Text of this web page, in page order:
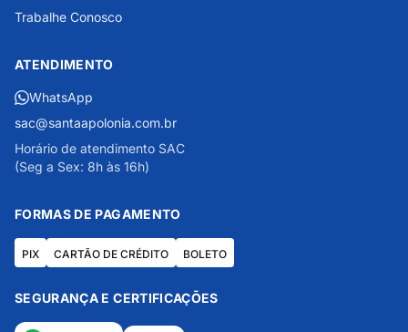
Trabalhe Conosco
ATENDIMENTO
WhatsApp
sac@santaapolonia.com.br
Horário de atendimento SAC
(Seg a Sex: 8h às 16h)
FORMAS DE PAGAMENTO
PIX CARTÃO DE CRÉDITO BOLETO
SEGURANÇA E CERTIFICAÇÕES